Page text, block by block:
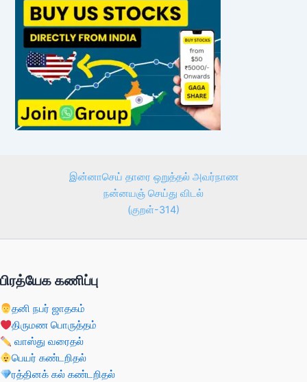
இன்னாசெய் தாரை ஒறுத்தல் அவர்நாண
நன்னயஞ் செய்து விடல்
(குறள்-314)
பிரத்யேக கணிப்பு
தனி நபர் ஜாதகம்
திருமண பொருத்தம்
வாஸ்து வரைதல்
பெயர் கண்டறிதல்
ரத்தினக் கல் கண்டறிதல்